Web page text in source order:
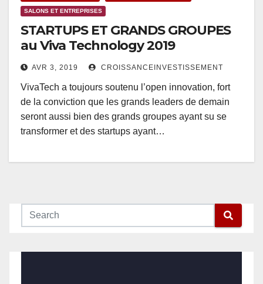
SALONS ET ENTREPRISES
STARTUPS ET GRANDS GROUPES
au Viva Technology 2019
AVR 3, 2019 CROISSANCEINVESTISSEMENT
VivaTech a toujours soutenu l’open innovation, fort
de la conviction que les grands leaders de demain
seront aussi bien des grands groupes ayant su se
transformer et des startups ayant…